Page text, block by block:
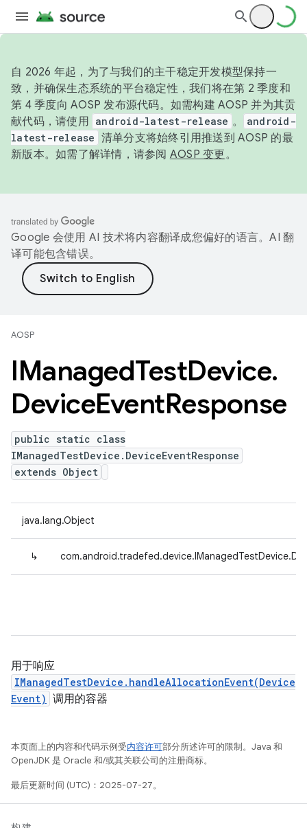
自 2026 年起，为了与我们的主干稳定开发模型保持一
致，并确保生态系统的平台稳定性，我们将在第 2 季度和
第 4 季度向 AOSP 发布源代码。如需构建 AOSP 并为其贡
献代码，请使用 android-latest-release 。
android-
latest-release 清单分支将始终引用推送到 AOSP 的最
新版本。如需了解详情，请参阅 AOSP 变更。
Google 会使用 AI 技术将内容翻译成您偏好的语言。AI 翻
译可能包含错误。
AOSP
IManagedTestDevice.
DeviceEventResponse
public static class
IManagedTestDevice.DeviceEventResponse
extends Object
java.lang.Object
↳
用于响应
IManagedTestDevice.handleAllocationEvent(Device
Event) 调用的容器
本页面上的内容和代码示例受内容许可部分所述许可的限制。Java 和
OpenJDK 是 Oracle 和/或其关联公司的注册商标。
最后更新时间 (UTC)：2025-07-27。